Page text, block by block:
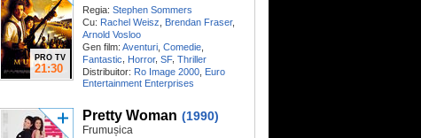
PRO TV
21:30
Regia: Stephen Sommers
Cu: Rachel Weisz Brendan Fraser,
Arnold Vosloo
Gen film: Aventuri Comedie
Fantastic, Horror, SF, Thriller
Distribuitor: Ro Image 2000 Euro
Entertainment Enterprises
Pretty Woman (1990)
Frumușica